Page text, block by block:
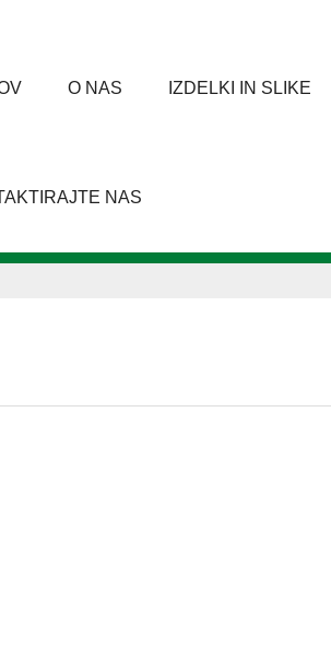
O NAS IZDELKI IN SLIKE
NAS